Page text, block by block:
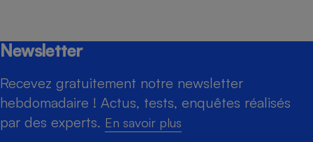
Newsletter
Recevez gratuitement notre newsletter
hebdomadaire ! Actus, tests, enquêtes réalisés
par des experts. En savoir plus